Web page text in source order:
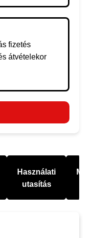
fizetés
átvételekor
Használati
utasítás